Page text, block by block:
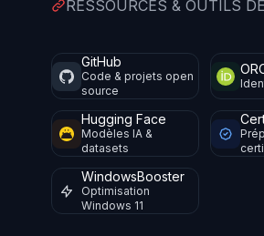
RESSOURCES & OUTILS
GitHub
Code & projets open
source
Hugging Face
Modèles IA &
datasets
WindowsBooster
Optimisation
Windows 11